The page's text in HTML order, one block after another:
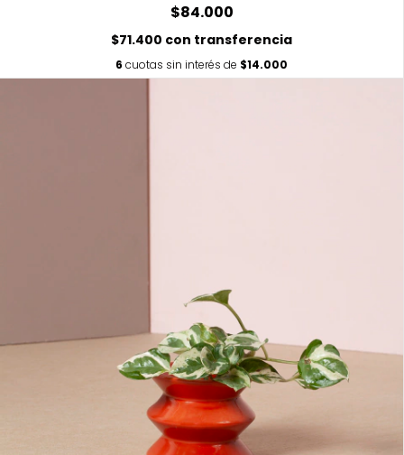
$84.000
$71.400 con transferencia
6 cuotas sin interés de $14.000